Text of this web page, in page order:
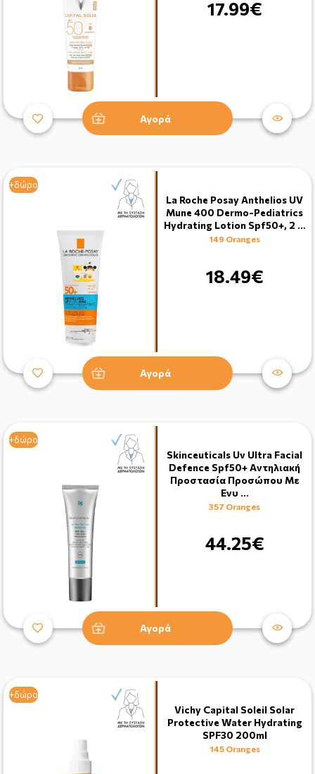
17.99€
Αγορά
+δώρο
La Roche Posay Anthelios UV
Mune 400 Dermo-Pediatrics
Hydrating Lotion Spf50+, 2 …
149 Oranges
18.49€
Αγορά
+δώρο
Skinceuticals Uv Ultra Facial
Defence Spf50+ Aντηλιακή
Προστασία Προσώπου Με
Ενυ …
357 Oranges
44.25€
Αγορά
+δώρο
Vichy Capital Soleil Solar
Protective Water Hydrating
SPF30 200ml
145 Oranges